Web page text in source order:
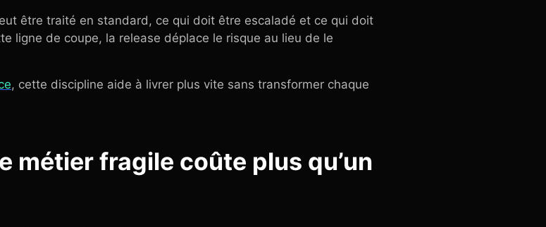
être traité en standard, ce qui doit être escaladé et ce qui doit
ligne de coupe, la release déplace le risque au lieu de le
, cette discipline aide à livrer plus vite sans transformer chaque
métier fragile coûte plus qu’un